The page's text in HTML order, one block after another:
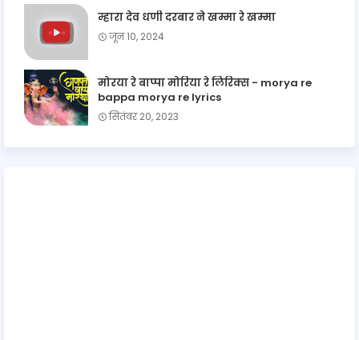
म्हारा देव धणी दरबार ने खम्मा रे खम्मा
जून 10, 2024
मोरया रे बाप्पा मोरिया रे लिरिक्स - morya re
bappa morya re lyrics
सितंबर 20, 2023